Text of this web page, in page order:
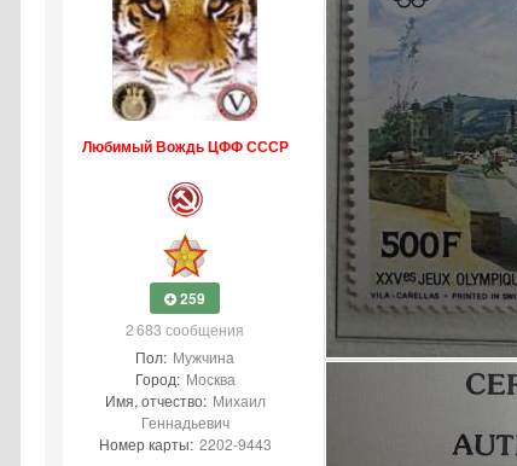
Любимый Вождь ЦФФ СССР
259
2 683 сообщения
Пол: Мужчина
Город: Москва
Имя, отчество: Михаил
Геннадьевич
Номер карты: 2202-9443